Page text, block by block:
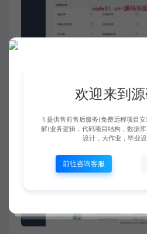
欢迎来到
1.提供售前售后服务(免费远程项目
解(业务逻辑，代码项目结构，数据
设计，大作业，毕业
前往咨询客服